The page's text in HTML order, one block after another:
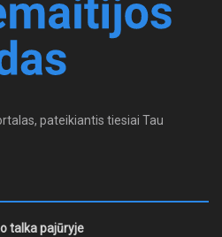
pateikiantis tiesiai Tau
talka pajūryje